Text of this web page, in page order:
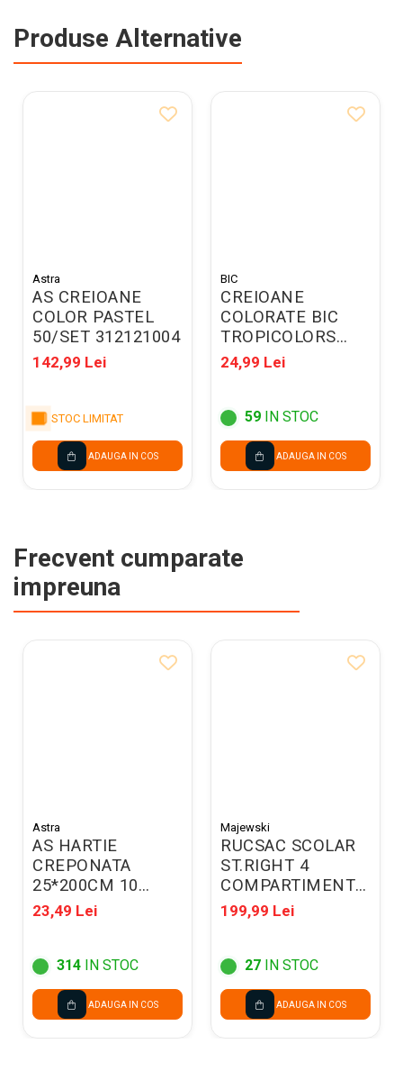
Produse Alternative
Astra
AS CREIOANE
COLOR PASTEL
50/SET 312121004
142,99 Lei
STOC LIMITAT
ADAUGA IN COS
BIC
CREIOANE
COLORATE BIC
TROPICOLORS
18/SET
BC832567/C1794
24,99 Lei
59 IN STOC
ADAUGA IN COS
Frecvent cumparate
impreuna
Astra
AS HARTIE
CREPONATA
25*200CM 10
CULORI/SET
113021033
23,49 Lei
314 IN STOC
ADAUGA IN COS
Majewski
RUCSAC SCOLAR
ST.RIGHT 4
COMPARTIMENTE
BP-01 BLACK CAT
697142
199,99 Lei
27 IN STOC
ADAUGA IN COS